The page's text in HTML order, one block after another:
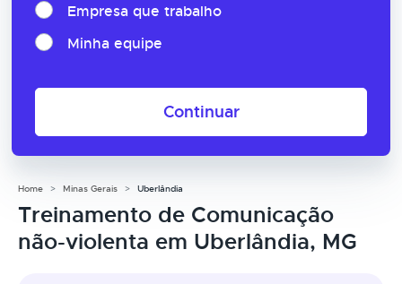
Empresa que trabalho
Minha equipe
Continuar
Home Minas Gerais Uberlândia
Treinamento de Comunicação
não-violenta em Uberlândia, MG